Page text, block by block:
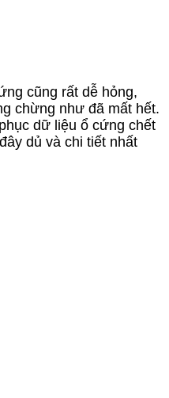
cũng rất dễ hỏng,
chừng như đã mất hết.
dữ liệu ổ cứng chết
dủ và chi tiết nhất